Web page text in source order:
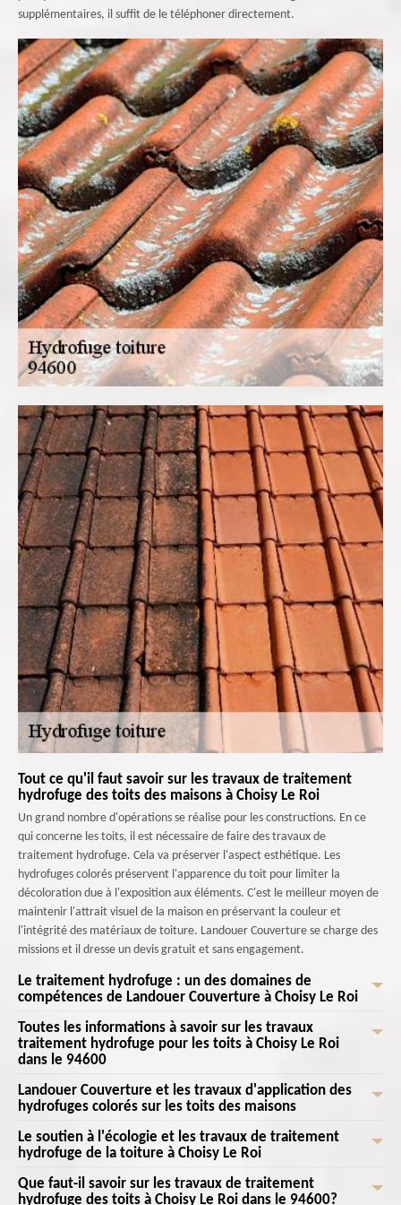
supplémentaires, il suffit de le téléphoner directement.
Tout ce qu'il faut savoir sur les travaux de traitement
hydrofuge des toits des maisons à Choisy Le Roi
Un grand nombre d'opérations se réalise pour les constructions. En ce
qui concerne les toits, il est nécessaire de faire des travaux de
traitement hydrofuge. Cela va préserver l'aspect esthétique. Les
hydrofuges colorés préservent l'apparence du toit pour limiter la
décoloration due à l'exposition aux éléments. C'est le meilleur moyen de
maintenir l'attrait visuel de la maison en préservant la couleur et
l'intégrité des matériaux de toiture. Landouer Couverture se charge des
missions et il dresse un devis gratuit et sans engagement.
Le traitement hydrofuge : un des domaines de
compétences de Landouer Couverture à Choisy Le Roi
Les opérations qui s'effectuent au niveau des toits des maisons sont très
nombreuses. Il est nécessaire de faire des entretiens comme les
opérations. Landouer Couverture maîtrise les techniques d'application. Il
s'agit d'un professionnel qui connait les techniques appropriées pour
l'application des hydrofuges de manière efficace. Il est capable de
couvrir uniformément la surface de la toiture et cela va garantir une
Toutes les informations à savoir sur les travaux
traitement hydrofuge pour les toits à Choisy Le Roi
dans le 94600
Les opérations de traitement des toits avec des produits hydrofuges sont
indispensables pour la protection contre les rayons ultraviolets venant du
soleil. Il y a des produits qui intègrent des composants qui protègent les
matériaux de la toiture. Ainsi, on peut prévenir la dégradation accélérée
revêtements. Landouer Couverture va prendre en main les opérations et
Landouer Couverture et les travaux d'application des
hydrofuges colorés sur les toits des maisons
À Choisy Le Roi dans le 94600, il est possible de prévenir les fuites sur les
toits des maisons. En fait, il est possible de former une couche
protectrice étanche avec des hydrofuges colorés. Cela va réduire
considérablement les risques de fuites à travers la toiture. Ainsi, on peut
Le soutien à l'écologie et les travaux de traitement
hydrofuge de la toiture à Choisy Le Roi
Les travaux de traitement hydrofuge des toits des maisons soutiennent
Que faut-il savoir sur les travaux de traitement
hydrofuge des toits à Choisy Le Roi dans le 94600?